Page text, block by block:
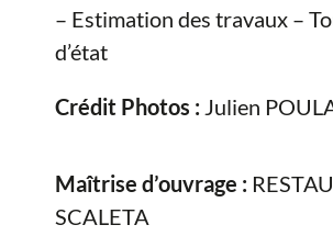
– Estimation des travaux –
d’état
Crédit Photos :Julien
Maîtrise d’ouvrage :
SCALETA